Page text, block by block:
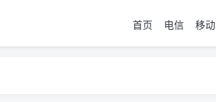
首页 电信 移动